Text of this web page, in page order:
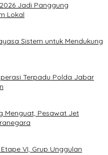
Jadi Panggung
Lokal
Sistem untuk Mendukung
Terpadu Polda Jabar
Menguat, Pesawat Jet
VI, Grup Unggulan